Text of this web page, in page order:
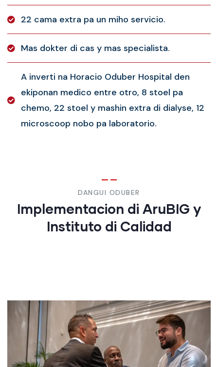
22 cama extra pa un miho servicio.
Mas dokter di cas y mas specialista.
A inverti na Horacio Oduber Hospital den
ekiponan medico entre otro, 8 stoel pa
chemo, 22 stoel y mashin extra di dialyse, 12
microscoop nobo pa laboratorio.
DANGUI ODUBER
Implementacion di AruBIG y
Instituto di Calidad